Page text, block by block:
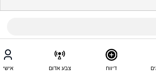
דיווח צבע אדום אישי